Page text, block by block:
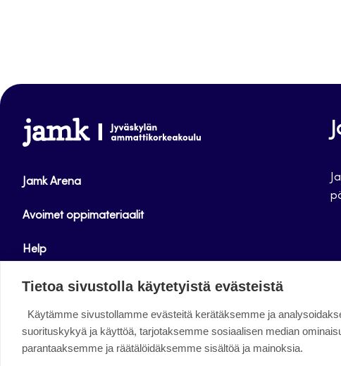
www.jamk.fi
Jamk Arena
Avoimet oppimateriaalit
Help
Verkkolehdet
FacebookInstagram
LinkedinTwitterYouTube
Tietoa sivustolla käytetyistä evästeistä
Käytämme sivustollamme evästeitä kerätäksemme ja
suorituskykyä ja käyttöä, tarjotaksemme sosiaalisen median
parantaaksemme ja räätälöidäksemme sisältöä ja mainoksia.